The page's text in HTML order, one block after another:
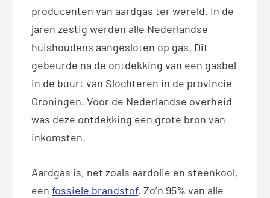
producenten van aardgas ter wereld. In de
jaren zestig werden alle Nederlandse
huishoudens aangesloten op gas. Dit
gebeurde na de ontdekking van een gasbel
in de buurt van Slochteren in de provincie
Groningen. Voor de Nederlandse overheid
was deze ontdekking een grote bron van
inkomsten.
Aardgas is, net zoals aardolie en steenkool,
eenfossiele brandstof. Zo’n 95% van alle